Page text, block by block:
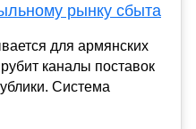
рынку сбыта
для армянских
каналы поставок
Система